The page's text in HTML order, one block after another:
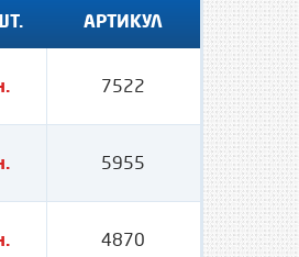
АРТИКУЛ
7522
5955
4870